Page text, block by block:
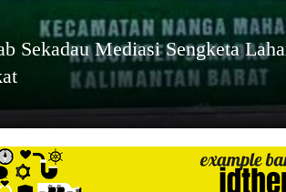
Sekadau Mediasi Sengketa